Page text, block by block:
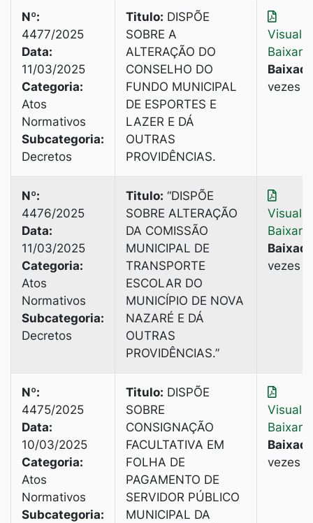
Nº:
4477/2025
Data:
11/03/2025
Categoria:
Atos
Normativos
Subcategoria:
Decretos
Titulo: DISPÕE
SOBRE A
ALTERAÇÃO DO
CONSELHO DO
FUNDO MUNICIPAL
DE ESPORTES E
LAZER E DÁ
OUTRAS
PROVIDÊNCIAS.
Baixar
vezes
Nº:
4476/2025
Data:
11/03/2025
Categoria:
Atos
Normativos
Subcategoria:
Decretos
Titulo: “DISPÕE
SOBRE ALTERAÇÃO
DA COMISSÃO
MUNICIPAL DE
TRANSPORTE
ESCOLAR DO
MUNICÍPIO DE NOVA
NAZARÉ E DÁ
OUTRAS
PROVIDÊNCIAS.”
Baixar
vezes
Nº:
4475/2025
Data:
10/03/2025
Categoria:
Atos
Normativos
Subcategoria:
Titulo: DISPÕE
SOBRE
CONSIGNAÇÃO
FACULTATIVA EM
FOLHA DE
PAGAMENTO DE
SERVIDOR PÚBLICO
MUNICIPAL DA
Baixar
vezes